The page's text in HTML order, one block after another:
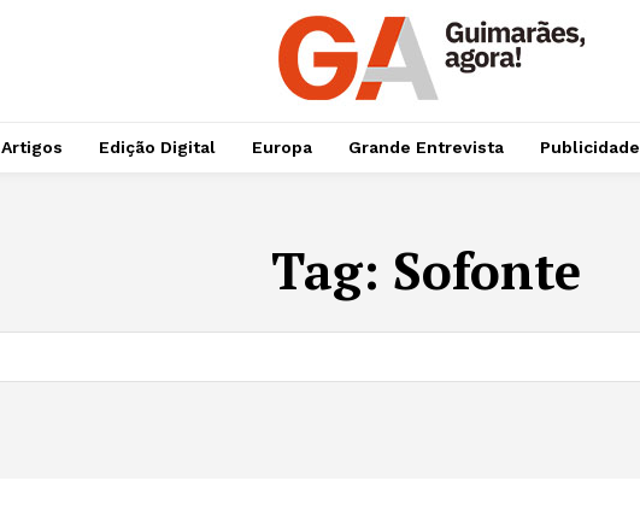
Artigos Edição Digital Europa Grande Entrevista Publicidade
Tag: Sofonte